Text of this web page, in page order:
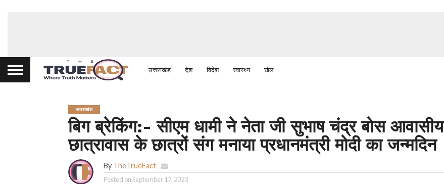
उत्तराखंड देश विदेश स्वास्थ्य खेल
उत्तराखंड
बिग ब्रेकिंग:- सीएम धामी ने नेता जी सुभाष चंद्र बोस आवासीय
छात्रावास के छात्रों संग मनाया प्रधानमंत्री मोदी का जन्मदिन
By TheTrueFact
Posted onSeptember 17, 2023